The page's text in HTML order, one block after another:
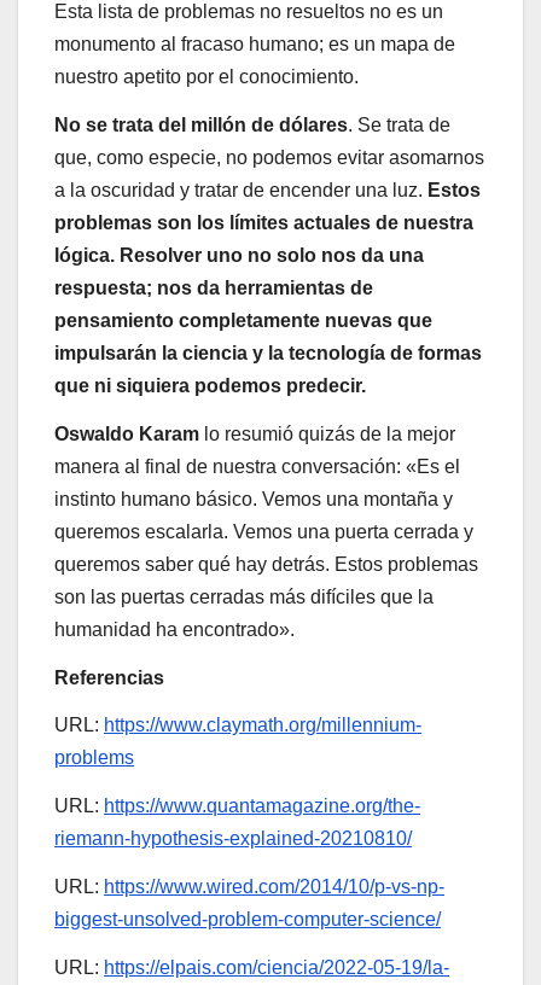
Esta lista de problemas no resueltos no es un
monumento al fracaso humano; es un mapa de
nuestro apetito por el conocimiento.
No se trata del millón de dólares. Se trata de
que, como especie, no podemos evitar asomarnos
a la oscuridad y tratar de encender una luz. Estos
problemas son los límites actuales de nuestra
lógica. Resolver uno no solo nos da una
respuesta; nos da herramientas de
pensamiento completamente nuevas que
impulsarán la ciencia y la tecnología de formas
que ni siquiera podemos predecir.
Oswaldo Karam lo resumió quizás de la mejor
manera al final de nuestra conversación: «Es el
instinto humano básico. Vemos una montaña y
queremos escalarla. Vemos una puerta cerrada y
queremos saber qué hay detrás. Estos problemas
son las puertas cerradas más difíciles que la
humanidad ha encontrado».
Referencias
URL: https://www.claymath.org/millennium-
problems
URL: https://www.quantamagazine.org/the-
riemann-hypothesis-explained-20210810/
URL: https://www.wired.com/2014/10/p-vs-np-
biggest-unsolved-problem-computer-science/
URL: https://elpais.com/ciencia/2022-05-19/la-